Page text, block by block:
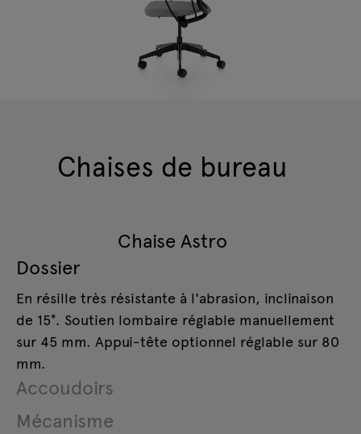
Chaises de bureau
Chaise Astro
Dossier
En résille très résistante à l'abrasion, inclinaison
de 15°. Soutien lombaire réglable manuellement
sur 45 mm. Appui-tête optionnel réglable sur 80
mm.
Accoudoirs
En polyuréthane, non réglables ou réglable dans
Mécanisme